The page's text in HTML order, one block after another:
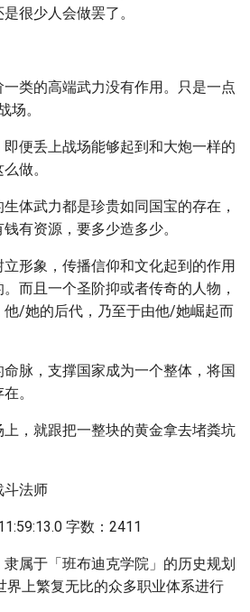
很少人会做罢了。
类的高端武力没有作用。只是一点
场。
便丢上战场能够起到和大炮一样的
做。
体武力都是珍贵如同国宝的存在，
有资源，要多少造多少。
形象，传播信仰和文化起到的作用
而且一个圣阶抑或者传奇的人物，
他/她的后代，乃至于由他/她崛起而
脉，支撑国家成为一个整体，将国
。
，就跟把一整块的黄金拿去堵粪坑
斗法师
字数：2411
属于「班布迪克学院」的历史规划
界上繁复无比的众多职业体系进行